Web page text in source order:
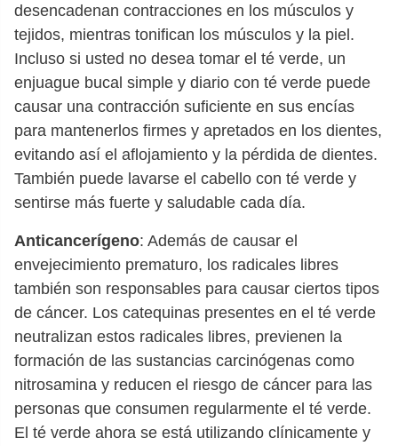
desencadenan contracciones en los músculos y
tejidos, mientras tonifican los músculos y la piel.
Incluso si usted no desea tomar el té verde, un
enjuague bucal simple y diario con té verde puede
causar una contracción suficiente en sus encías
para mantenerlos firmes y apretados en los dientes,
evitando así el aflojamiento y la pérdida de dientes.
También puede lavarse el cabello con té verde y
sentirse más fuerte y saludable cada día.
Anticancerígeno: Además de causar el
envejecimiento prematuro, los radicales libres
también son responsables para causar ciertos tipos
de cáncer. Los catequinas presentes en el té verde
neutralizan estos radicales libres, previenen la
formación de las sustancias carcinógenas como
nitrosamina y reducen el riesgo de cáncer para las
personas que consumen regularmente el té verde.
El té verde ahora se está utilizando clínicamente y